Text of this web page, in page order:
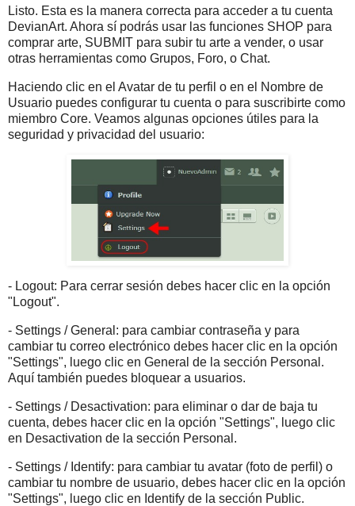
Listo. Esta es la manera correcta para acceder a tu cuenta
DevianArt. Ahora sí podrás usar las funciones SHOP para
comprar arte, SUBMIT para subir tu arte a vender, o usar
otras herramientas como Grupos, Foro, o Chat.
Haciendo clic en el Avatar de tu perfil o en el Nombre de
Usuario puedes configurar tu cuenta o para suscribirte como
miembro Core. Veamos algunas opciones útiles para la
seguridad y privacidad del usuario:
- Logout: Para cerrar sesión debes hacer clic en la opción
"Logout".
- Settings / General: para cambiar contraseña y para
cambiar tu correo electrónico debes hacer clic en la opción
"Settings", luego clic en General de la sección Personal.
Aquí también puedes bloquear a usuarios.
- Settings / Desactivation: para eliminar o dar de baja tu
cuenta, debes hacer clic en la opción "Settings", luego clic
en Desactivation de la sección Personal.
- Settings / Identify: para cambiar tu avatar (foto de perfil) o
cambiar tu nombre de usuario, debes hacer clic en la opción
"Settings", luego clic en Identify de la sección Public.